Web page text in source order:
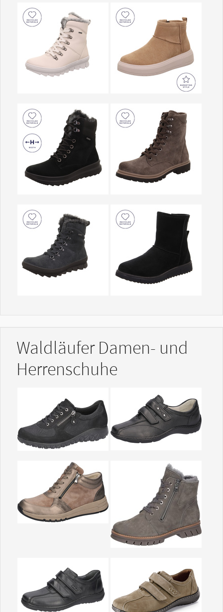
Show larger version Show larger version
Show larger version Show larger version
Show larger version Show larger version
Waldläufer Damen- und
Herrenschuhe
Show larger version
Show larger version Show larger version